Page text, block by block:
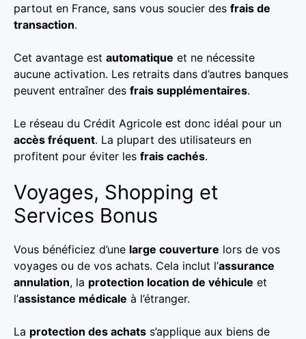
partout en France, sans vous soucier des frais de
transaction.
Cet avantage est automatique et ne nécessite
aucune activation. Les retraits dans d’autres banques
peuvent entraîner des frais supplémentaires.
Le réseau du Crédit Agricole est donc idéal pour un
accès fréquent. La plupart des utilisateurs en
profitent pour éviter les frais cachés.
Voyages, Shopping et
Services Bonus
Vous bénéficiez d’une large couverture lors de vos
voyages ou de vos achats. Cela inclut l’assurance
annulation, la protection location de véhicule et
l’assistance médicale à l’étranger.
La protection des achats s’applique aux biens de